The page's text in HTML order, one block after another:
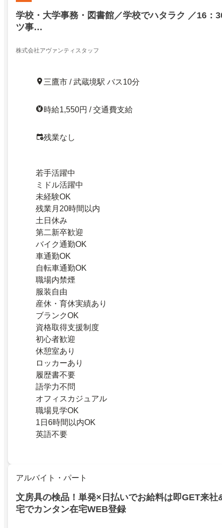
学校・大学事務・図書館／学校でハタラク ／16：
ツ事…
株式会社アヴァンティスタッフ
三鷹市 / 武蔵境駅 バス10分
時給1,550円 / 交通費支給
残業なし
若手活躍中
ミドル活躍中
未経験OK
残業月20時間以内
土日休み
第二新卒歓迎
バイク通勤OK
車通勤OK
自転車通勤OK
職場内禁煙
服装自由
産休・育休実績あり
ブランクOK
資格取得支援制度
初心者歓迎
休憩室あり
ロッカーあり
履歴書不要
語学力不問
オフィスカジュアル
職場見学OK
1日6時間以内OK
英語不要
アルバイト・パート
文房具の検品！単発×日払いでお給料は即GET来社
宅でカンタン在宅WEB登録